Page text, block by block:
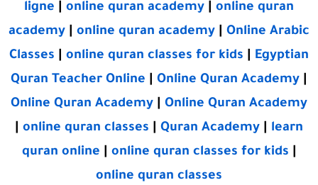
ligne
online quran academy
online quran
academy
online quran academy
Online Arabic
Classes
online quran classes for kids
Egyptian
Quran Teacher Online
Online Quran Academy
Online Quran Academy
Online Quran Academy
online quran classes Quran Academy
learn
quran online
online quran classes for kids
online quran classes